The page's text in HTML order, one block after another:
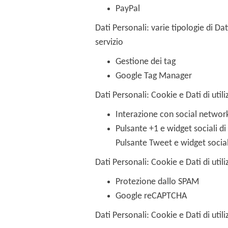
PayPal
Dati Personali: varie tipologie di
servizio
Gestione dei tag
Google Tag Manager
Dati Personali: Cookie e Dati di
Interazione con social
Pulsante +1 e widget sociali
Pulsante Tweet e widget
Dati Personali: Cookie e Dati di
Protezione dallo SPAM
Google reCAPTCHA
Dati Personali: Cookie e Dati di